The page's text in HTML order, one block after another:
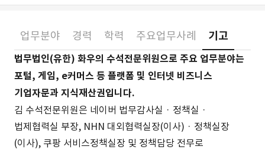
법무법인(유한) 화우의 수석전문위원으로 주요 업무분야는
포털, 게임, e커머스 등 플랫폼 및 인터넷 비즈니스
기업자문과 지식재산권입니다.
김 수석전문위원은 네이버 법무감사실 · 정책실 ·
법제협력실 부장, NHN 대외협력실장(이사) · 정책실장
(이사), 쿠팡 서비스정책실장 및 정책담당 전무로
업무분야 경력 학력 주요업무사례 기고